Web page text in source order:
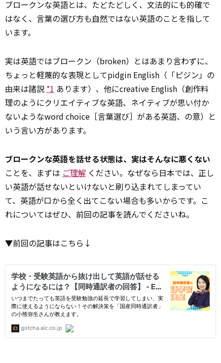
ブロークンな英語とは、たどたどしく、文法的にも的確で
はなく、言葉の選び方も自然ではない英語のことを指して
います。
実は英語ではブロークン（broken）とはあまり言わずに、
ちょっと軽蔑的な表現としてpidgin English（「ピジン」の
由来は諸説 *1 あります）、他にcreative English（創作料
理のようにクリエイティブな英語、ネイティブが思い付か
ないようなword choice［言葉選び］がある英語、の意）と
いう言い方があります。
ブロークンな英語を話せる状態は、実はそんなに悪くない
ことを、まずは ご理解 ください。なぜなら日本では、正し
い英語が話せないといけないと刷り込まれてしまってい
て、英語が口から全く出てこない場合も多いからです。こ
れについてはぜひ、前回の記事を読んでくださいね。
▼前回の記事はこちら↓